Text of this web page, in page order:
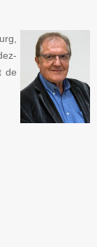
de